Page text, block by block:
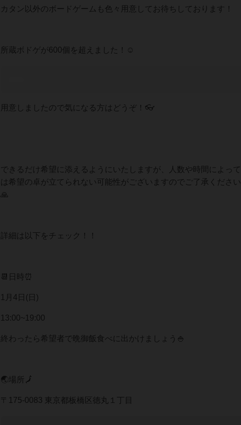
カタン以外のボードゲームも色々用意してお待ちしております！
所蔵ボドゲが600個を超えました！☺️
用意しましたので気になる方はどうぞ！👓
できるだけ希望に添えるようにいたしますが、人数や時間によって
は希望の卓が立てられない可能性がございますのでご了承ください
🙏
詳細は以下をチェック！！
📆日時⏰
1月4日(日)
13:00~19:00
終わったら希望者で晩御飯食べに出かけましょう🍚
🌏場所🗾
〒175-0083 東京都板橋区徳丸１丁目